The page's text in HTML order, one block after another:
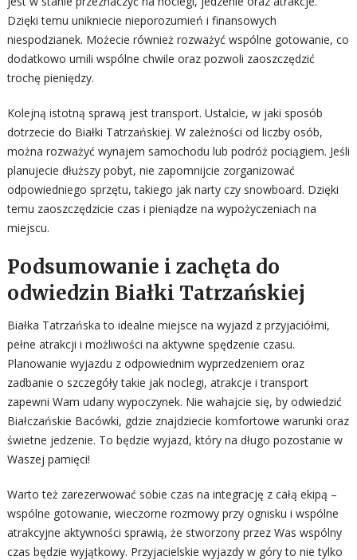
Dzięki temu unikniecie nieporozumień i finansowych
niespodzianek. Możecie również rozważyć wspólne gotowanie, co
dodatkowo umili wspólne chwile oraz pozwoli zaoszczędzić
trochę pieniędzy.
Kolejną istotną sprawą jest transport. Ustalcie, w jaki sposób
dotrzecie do Białki Tatrzańskiej. W zależności od liczby osób,
można rozważyć wynajem samochodu lub podróż pociągiem. Jeśli
planujecie dłuższy pobyt, nie zapomnijcie zorganizować
odpowiedniego sprzętu, takiego jak narty czy snowboard. Dzięki
temu zaoszczędzicie czas i pieniądze na wypożyczeniach na
miejscu.
Podsumowanie i zachęta do
odwiedzin Białki Tatrzańskiej
Białka Tatrzańska to idealne miejsce na wyjazd z przyjaciółmi,
pełne atrakcji i możliwości na aktywne spędzenie czasu.
Planowanie wyjazdu z odpowiednim wyprzedzeniem oraz
zadbanie o szczegóły takie jak noclegi, atrakcje i transport
zapewni Wam udany wypoczynek. Nie wahajcie się, by odwiedzić
Białczańskie Bacówki, gdzie znajdziecie komfortowe warunki oraz
świetne jedzenie. To będzie wyjazd, który na długo pozostanie w
Waszej pamięci!
Warto też zarezerwować sobie czas na integrację z całą ekipą –
wspólne gotowanie, wieczorne rozmowy przy ognisku i wspólne
atrakcyjne aktywności sprawią, że stworzony przez Was wspólny
czas będzie wyjątkowy. Przyjacielskie wyjazdy w góry to nie tylko